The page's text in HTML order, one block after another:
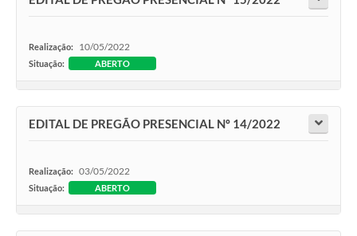
Realização: 10/05/2022
Situação: ABERTO
EDITAL DE PREGÃO PRESENCIAL Nº 14/2022
Realização: 03/05/2022
Situação: ABERTO